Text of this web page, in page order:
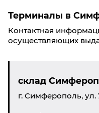
Терминалы в
Контактная
осуществляющих
склад
г. Симферополь, ул.